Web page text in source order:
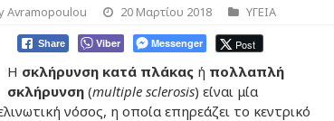
Avramopoulou 20 Μαρτίου 2018 ΥΓΕΙΑ
Share Viber Messenger Post
Η σκλήρυνση κατά πλάκαςή πολλαπλή
σκλήρυνση (multiple sclerosis) είναι μία
νόσος, η οποία επηρεάζει το κεντρικό